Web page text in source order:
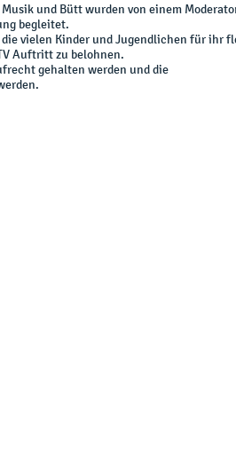
und Bütt wurden von einem
begleitet.
vielen Kinder und Jugendlichen für ihr
Auftritt zu belohnen.
gehalten werden und die